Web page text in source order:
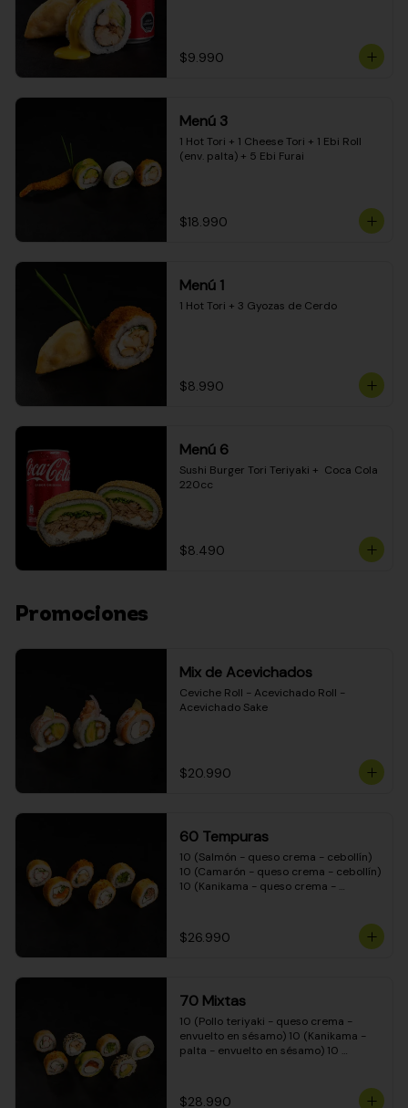
$9.990
Menú 3
1 Hot Tori + 1 Cheese Tori + 1 Ebi Roll
(env. palta) + 5 Ebi Furai
$18.990
Menú 1
1 Hot Tori + 3 Gyozas de Cerdo
$8.990
Menú 6
Sushi Burger Tori Teriyaki +  Coca Cola
220cc
$8.490
Promociones
Mix de Acevichados
Ceviche Roll - Acevichado Roll -
Acevichado Sake
$20.990
60 Tempuras
10 (Salmón - queso crema - cebollín)
10 (Camarón - queso crema - cebollín)
10 (Kanikama - queso crema -
crema - cebollín) 10 (Carne - queso
crema - cebollín)
$26.990
70 Mixtas
10 (Pollo teriyaki - queso crema -
envuelto en sésamo) 10 (Kanikama -
palta - envuelto en sésamo) 10
- envuelto en queso crema) 10
$28.990